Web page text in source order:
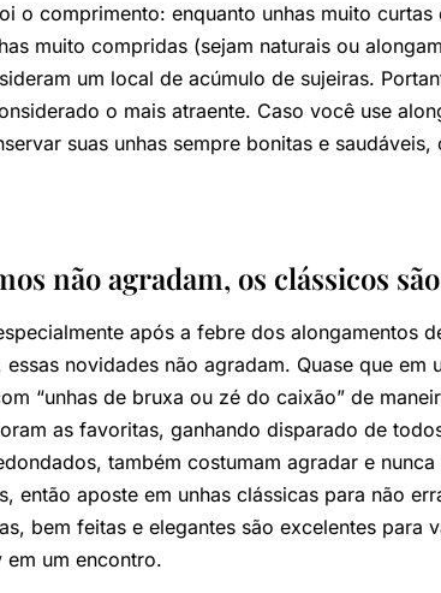
o comprimento: enquanto unhas muito
muito compridas (sejam naturais ou
um local de acúmulo de sujeiras.
o mais atraente. Caso você use
suas unhas sempre bonitas e
não agradam, os clássicos
após a febre dos alongamentos
novidades não agradam. Quase que
“unhas de bruxa ou zé do caixão” de
as favoritas, ganhando disparado de
também costumam agradar e
então aposte em unhas clássicas para não
bem feitas e elegantes são excelentes para
um encontro.